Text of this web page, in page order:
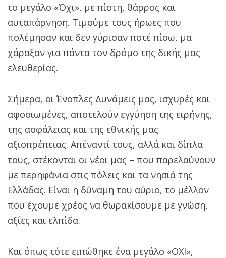
το μεγάλο «Όχι», με πίστη, θάρρος και
αυταπάρνηση. Τιμούμε τους ήρωες που
πολέμησαν και δεν γύρισαν ποτέ πίσω, μα
χάραξαν για πάντα τον δρόμο της δικής μας
ελευθερίας.
Σήμερα, οι Ένοπλες Δυνάμεις μας, ισχυρές και
αφοσιωμένες, αποτελούν εγγύηση της ειρήνης,
της ασφάλειας και της εθνικής μας
αξιοπρέπειας. Απέναντί τους, αλλά και δίπλα
τους, στέκονται οι νέοι μας – που παρελαύνουν
με περηφάνια στις πόλεις και τα νησιά της
Ελλάδας. Είναι η δύναμη του αύριο, το μέλλον
που έχουμε χρέος να θωρακίσουμε με γνώση,
αξίες και ελπίδα.
Και όπως τότε ειπώθηκε ένα μεγάλο «ΟΧΙ»,